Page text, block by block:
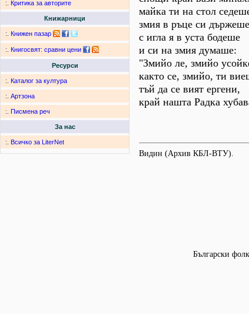
:. Критика за авторите
Книжарници
:. Книжен пазар
:. Книгосвят: сравни цени
Ресурси
:. Каталог за култура
:. Артзона
:. Писмена реч
За нас
:. Всичко за LiterNet
майка ти на стол
змия в ръце си
с игла я в уста бодеше
и си на змия думаше:
"Змийо ле, змийо
както се, змийо, ти
тъй да се вият ергени,
край нашта Радка
Видин (Архив КБЛ-ВТУ).
Български